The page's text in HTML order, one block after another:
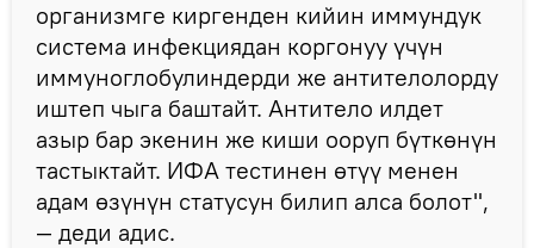
организмге киргенден кийин иммундук
система инфекциядан коргонуу үчүн
иммуноглобулиндерди же антителолорду
иштеп чыга баштайт. Антитело илдет
азыр бар экенин же киши ооруп бүткөнүн
тастыктайт. ИФА тестинен өтүү менен
адам өзүнүн статусун билип алса болот",
— деди адис.